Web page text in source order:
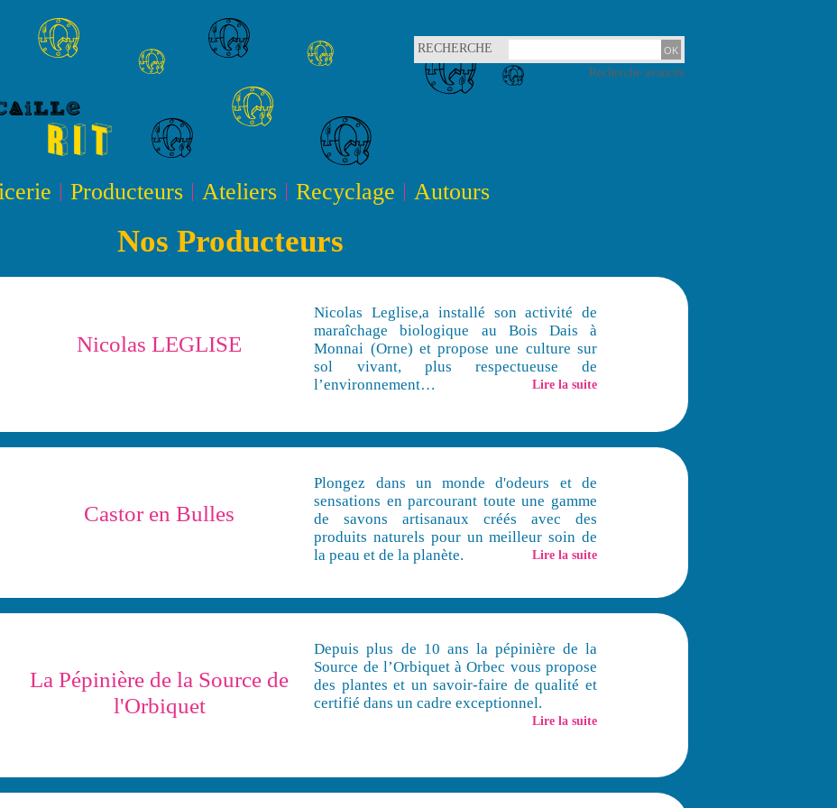
RECHERCHE
Recherche avancée
Producteurs Ateliers Recyclage Autours
Nos Producteurs
Nicolas LEGLISE
Nicolas Leglise,a installé son activité de
maraîchage biologique au Bois Dais à
Monnai (Orne) et propose une culture sur
sol vivant, plus respectueuse de
l’environnement…
Lire la suite
Castor en Bulles
Plongez dans un monde d'odeurs et de
sensations en parcourant toute une gamme
de savons artisanaux créés avec des
produits naturels pour un meilleur soin de
la peau et de la planète.
Lire la suite
La Pépinière de la Source de
l'Orbiquet
Depuis plus de 10 ans la pépinière de la
Source de l’Orbiquet à Orbec vous propose
des plantes et un savoir-faire de qualité et
certifié dans un cadre exceptionnel.
Lire la suite